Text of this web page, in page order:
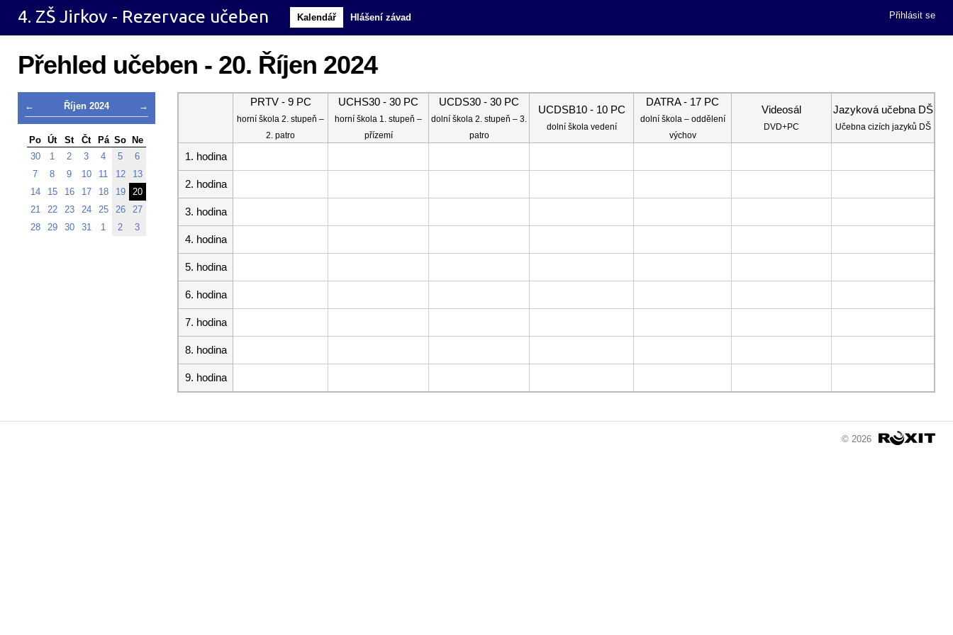
4. ZŠ Jirkov - Rezervace učeben Kalendář Hlášení závad Přihlásit se
Přehled učeben - 20. Říjen 2024
← Říjen 2024 →
Po Út St Čt Pá So
Ne
30
1 2 3 4 5
6
7
8 9 10 11 12
13
14
15 16 17 18 19
20
21
22 23 24 25 26
27
28
29 30 31 1 2 3
PRTV - 9 PC
horní škola 2. stupeň –
2. patro
UCHS30 - 30 PC
horní škola 1. stupeň –
přízemí
UCDS30 - 30 PC
dolní škola 2. stupeň – 3.
patro
UCDSB10 - 10 PC
dolní škola vedení
DATRA - 17 PC
dolní škola – oddělení
výchov
Videosál
DVD+PC
Jazyková učebna DŠ
Učebna cizích jazyků DŠ
1. hodina
2. hodina
3. hodina
4. hodina
5. hodina
6. hodina
7. hodina
8. hodina
9. hodina
© 2026